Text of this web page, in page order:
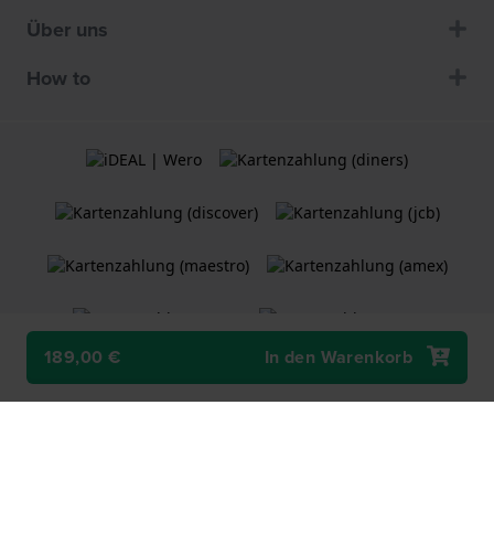
189,00 € In den Warenkorb
Über uns
How to